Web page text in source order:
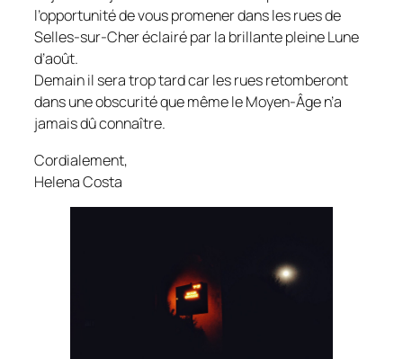
l’opportunité de vous promener dans les rues de
Selles-sur-Cher éclairé par la brillante pleine Lune
d’août.
Demain il sera trop tard car les rues retomberont
dans une obscurité que même le Moyen-Âge n’a
jamais dû connaître.
Cordialement,
Helena Costa